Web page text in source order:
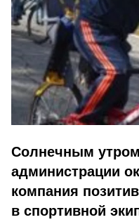
Солнечным
администрации
компания
в спортивной